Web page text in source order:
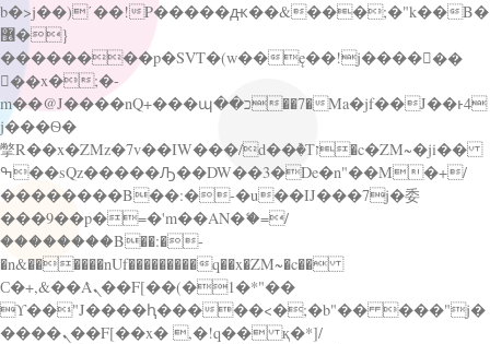
b�>j��)΄��!P�����ԫ��&���;�"k��B�
޶�}
��������p�SVT�(w��ę��!j������
��x�;�-
m��@J����nQ+���պ��כ��7�Ma�jf��J��ͱ4
j���Ѳ�
撆R��x�ZMz�7v��IW���/d��ٞ�Тז�c�ZM~�ji��
ߒ��sQz�����Ԡ��DW��3�De�n"��M�+/
��������B��:�-�u��IJ���7j�委
���9��p�=�'m��AN�ޭ�=/
��������B��:�-
�n&������nUf���������q��x�ZM~�c��
Ϲ�+,&��Ὰܢ��F[��(�1�*"��
ϒ��"J����ԧ�����<�;�b"�� ���"j�
����ܢ��F[��x� ,�!q�� қ�*]/